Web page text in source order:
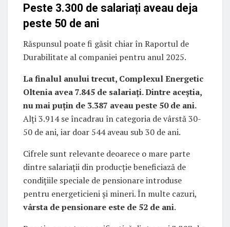
Peste 3.300 de salariați aveau deja
peste 50 de ani
Răspunsul poate fi găsit chiar în Raportul de
Durabilitate al companiei pentru anul 2025.
La finalul anului trecut, Complexul Energetic
Oltenia avea 7.845 de salariați. Dintre aceștia,
nu mai puțin de 3.387 aveau peste 50 de ani.
Alți 3.914 se încadrau în categoria de vârstă 30-
50 de ani, iar doar 544 aveau sub 30 de ani.
Cifrele sunt relevante deoarece o mare parte
dintre salariații din producție beneficiază de
condițiile speciale de pensionare introduse
pentru energeticieni și mineri. În multe cazuri,
vârsta de pensionare este de 52 de ani.